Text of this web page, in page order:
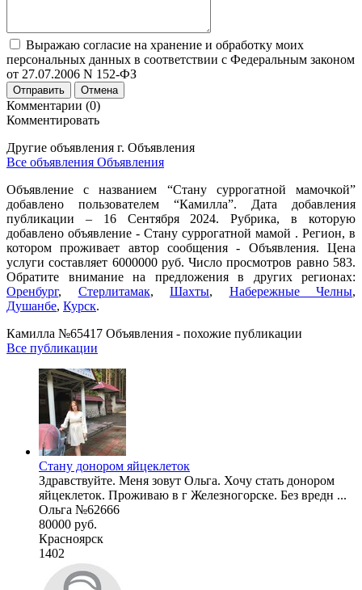
Выражаю согласие на хранение и обработку моих
персональных данных в соответствии с Федеральным законом
от 27.07.2006 N 152-ФЗ
Отправить Отмена
Комментарии (0)
Комментировать
Другие объявления г. Объявления
Все объявления Объявления
Объявление с названием “Стану суррогатной мамочкой”
добавлено пользователем “Камилла”. Дата добавления
публикации – 16 Сентября 2024. Рубрика, в которую
добавлено объявление - Cтану суррогатной мамой . Регион, в
котором проживает автор сообщения - Объявления. Цена
услуги составляет 6000000 руб. Число просмотров равно 583.
Обратите внимание на предложения в других регионах:
Оренбург, Стерлитамак, Шахты, Набережные Челны,
Душанбе, Курск.
Камилла №65417 Объявления - похожие публикации
Все публикации
Стану донором яйцеклеток
Здравствуйте. Меня зовут Ольга. Хочу стать донором
яйцеклеток. Проживаю в г Железногорске. Без вредн ...
Ольга №62666
80000 руб.
Красноярск
1402